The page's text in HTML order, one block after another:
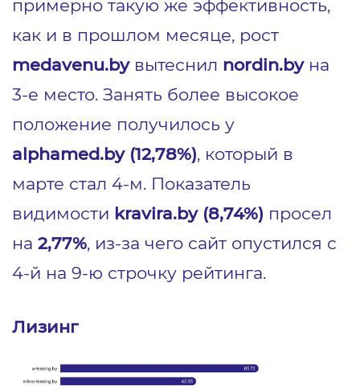
примерно такую же эффективность,
как и в прошлом месяце, рост
medavenu.byвытеснил nordin.byна
3-е место. Занять более высокое
положение получилось у
alphamed.by (12,78%), который в
марте стал 4-м. Показатель
видимости kravira.by (8,74%) просел
на 2,77%, из-за чего сайт опустился с
4-й на 9-ю строчку рейтинга.
Лизинг